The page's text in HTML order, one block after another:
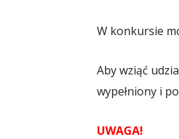
W konkursie
Aby wziąć
wypełniony i
UWAGA!